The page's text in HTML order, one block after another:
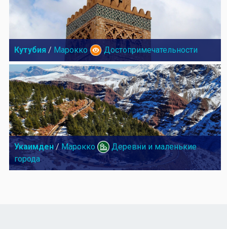
Кутубия / Марокко Достопримечательности
Укаимден/ Марокко
Деревни и маленькие
города